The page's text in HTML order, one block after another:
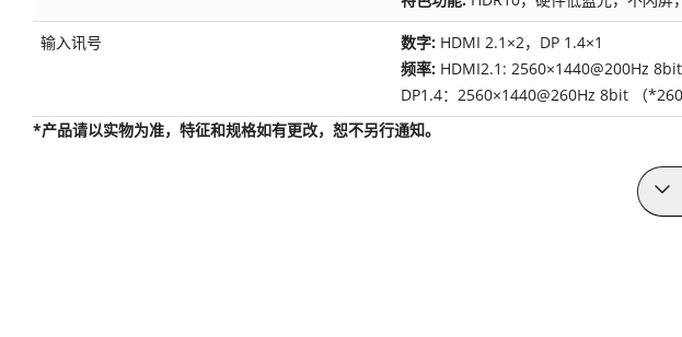
输入讯号 数字: HDMI 2.1×2，DP 1.4×1
频率: HDMI2.1: 2560×1440@200Hz 8bit
DP1.4：2560×1440@260Hz 8bit （
*产品请以实物为准，特征和规格如有更改，恕不另行通知。